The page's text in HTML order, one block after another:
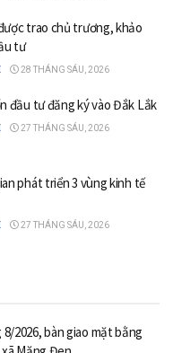
trao chủ trương, khảo
tư
28 THÁNG SÁU, 2026
đầu tư đăng ký vào Đắk Lắk
27 THÁNG SÁU, 2026
phát triển 3 vùng kinh tế
27 THÁNG SÁU, 2026
2026, bàn giao mặt bằng